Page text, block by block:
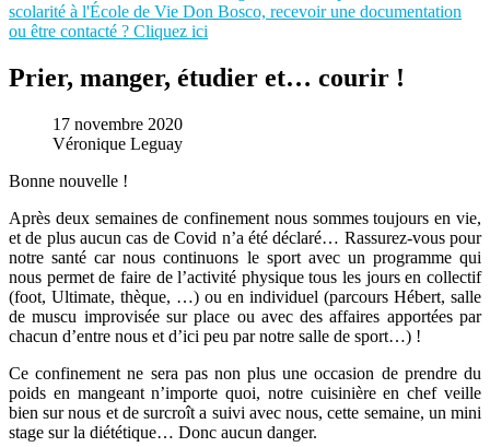
scolarité à l'École de Vie Don Bosco, recevoir une documentation
ou être contacté ? Cliquez ici
Prier, manger, étudier et… courir !
17 novembre 2020
Véronique Leguay
Bonne nouvelle !
Après deux semaines de confinement nous sommes toujours en vie,
et de plus aucun cas de Covid n’a été déclaré… Rassurez-vous pour
notre santé car nous continuons le sport avec un programme qui
nous permet de faire de l’activité physique tous les jours en collectif
(foot, Ultimate, thèque, …) ou en individuel (parcours Hébert, salle
de muscu improvisée sur place ou avec des affaires apportées par
chacun d’entre nous et d’ici peu par notre salle de sport…) !
Ce confinement ne sera pas non plus une occasion de prendre du
poids en mangeant n’importe quoi, notre cuisinière en chef veille
bien sur nous et de surcroît a suivi avec nous, cette semaine, un mini
stage sur la diététique… Donc aucun danger.